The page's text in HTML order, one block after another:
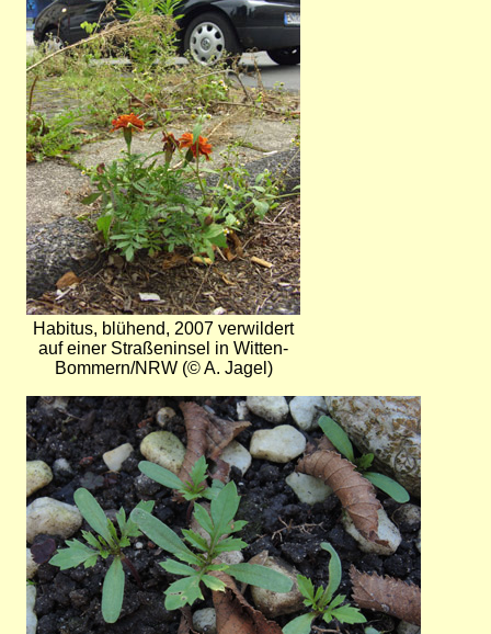
Habitus, blühend, 2007 verwildert
auf einer Straßeninsel in Witten-
Bommern/NRW (© A. Jagel)
Bild